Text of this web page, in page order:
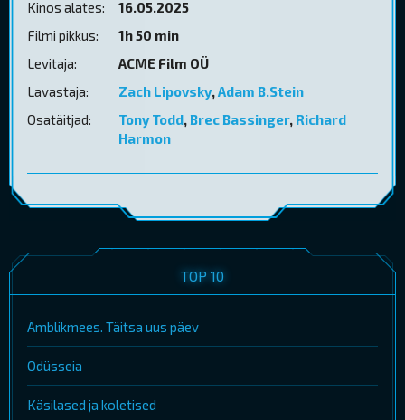
Kinos alates:
16.05.2025
Filmi pikkus:
1h 50 min
Levitaja:
ACME Film OÜ
Lavastaja:
Zach Lipovsky,Adam B.Stein
Osatäitjad:
Tony Todd,Brec Bassinger, Richard
Harmon
TOP 10
Ämblikmees. Täitsa uus päev
Odüsseia
Käsilased ja koletised